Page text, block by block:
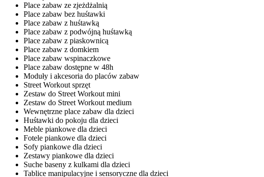
Place zabaw ze zjeżdżalnią
Place zabaw bez huśtawki
Place zabaw z huśtawką
Place zabaw z podwójną huśtawką
Place zabaw z piaskownicą
Place zabaw z domkiem
Place zabaw wspinaczkowe
Place zabaw dostępne w 48h
Moduły i akcesoria do placów zabaw
Street Workout sprzęt
Zestaw do Street Workout mini
Zestaw do Street Workout medium
Wewnętrzne place zabaw dla dzieci
Huśtawki do pokoju dla dzieci
Meble piankowe dla dzieci
Fotele piankowe dla dzieci
Sofy piankowe dla dzieci
Zestawy piankowe dla dzieci
Suche baseny z kulkami dla dzieci
Tablice manipulacyjne i sensoryczne dla dzieci